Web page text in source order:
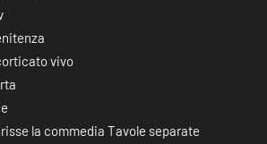
vivo
la commedia Tavole separate